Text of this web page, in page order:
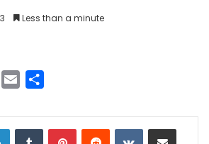
Less than a minute
M
a
i
a
r
LinkedInTumblrPinterestReddit VKontakteShare via Email